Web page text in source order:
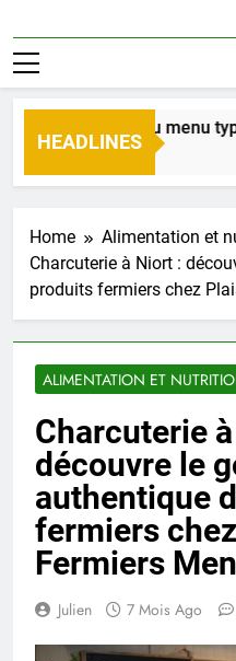
HEADLINES
Découverte du menu
1 Jour Ago
Home
Alimentation et
Charcuterie à Niort :
produits fermiers chez
ALIMENTATION ET
Charcuterie
découvre le
authentique
fermiers
Fermiers
Julien 7 Mois Ago